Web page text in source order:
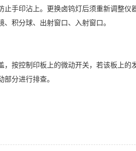
手印沾上。更换卤钨灯后须重新调整
积分球、出射窗口、入射窗口。
按控制印板上的微动开关，若该板上
分进行排查。